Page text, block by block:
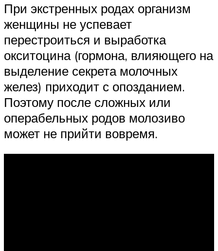
При экстренных родах организм
женщины не успевает
перестроиться и выработка
окситоцина (гормона, влияющего на
выделение секрета молочных
желез) приходит с опозданием.
Поэтому после сложных или
операбельных родов молозиво
может не прийти вовремя.